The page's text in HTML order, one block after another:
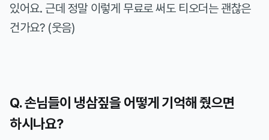
있어요. 근데 정말 이렇게 무료로 써도 티오더는 괜찮은
건가요? (웃음)
Q. 손님들이 냉삼짚을 어떻게 기억해 줬으면
하시나요?